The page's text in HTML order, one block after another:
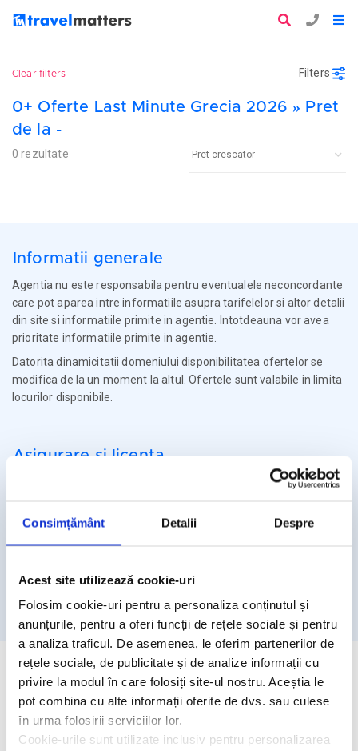
Consimțământ Detalii Despre
Acest site utilizează cookie-uri
Folosim cookie-uri pentru a personaliza conținutul și
anunțurile, pentru a oferi funcții de rețele sociale și pentru
a analiza traficul. De asemenea, le oferim partenerilor de
rețele sociale, de publicitate și de analize informații cu
privire la modul în care folosiți site-ul nostru. Aceștia le
pot combina cu alte informații oferite de dvs. sau culese
în urma folosirii serviciilor lor.
Cookie-urile sunt utilizate inclusiv pentru personalizarea
Clear filters Filters
0+ Oferte Last Minute Grecia 2026 » Pret
de la -
0 rezultate
Informatii generale
Agentia nu este responsabila pentru eventualele neconcordante
care pot aparea intre informatiile asupra tarifelelor si altor detalii
din site si informatiile primite in agentie. Intotdeauna vor avea
prioritate informatiile primite in agentie.
Datorita dinamicitatii domeniului disponibilitatea ofertelor se
modifica de la un moment la altul. Ofertele sunt valabile in limita
locurilor disponibile.
Asigurare si licenta
Agentia Travel Matters functioneaza sub Licenta de Turism nr.
Agentia Travel Matters este asigurata la Omniasig cu Polita
Licenta de turism Asigurare